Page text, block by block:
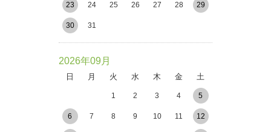
23 24 25 26 27 28 29
30 31
2026年09月
日 月 火 水 木 金 土
1 2 3 4 5
6 7 8 9 10 11 12